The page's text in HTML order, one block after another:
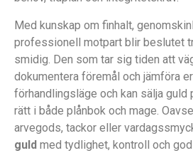
Med kunskap om finhalt,
professionell motpart blir beslutet
smidig. Den som tar sig tiden att
dokumentera föremål och jämföra
förhandlingsläge och kan sälja guld
rätt i både plånbok och mage.
arvegods, tackor eller
guld med tydlighet, kontroll och